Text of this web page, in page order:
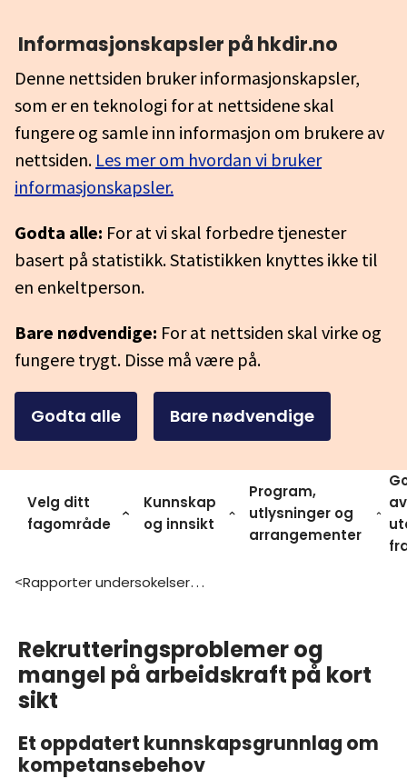
Informasjonskapsler på hkdir.no
Denne nettsiden bruker informasjonskapsler,
som er en teknologi for at nettsidene skal
fungere og samle inn informasjon om brukere av
nettsiden. Les mer om hvordan vi bruker
informasjonskapsler.
Godta alle: For at vi skal forbedre tjenester
basert på statistikk. Statistikken knyttes ikke til
en enkeltperson.
Bare nødvendige: For at nettsiden skal virke og
fungere trygt. Disse må være på.
Godta alle Bare nødvendige
Velg ditt
fagområde
Kunnskap
og innsikt
Program,
utlysninger og
arrangementer
av
> Rapporter undersokelser og statistikk
Rekrutteringsproblemer og
mangel på arbeidskraft på kort
sikt
Et oppdatert kunnskapsgrunnlag om
kompetansebehov